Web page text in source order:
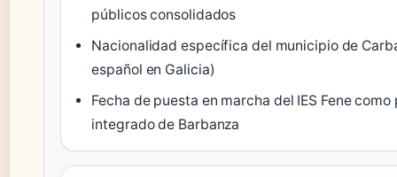
públicos consolidados
Nacionalidad específica del municipio de
español en Galicia)
Fecha de puesta en marcha del IES Fene
integrado de Barbanza